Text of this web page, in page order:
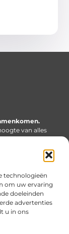
technologieën
om uw ervaring
doeleinden
advertenties
u in ons
van alles